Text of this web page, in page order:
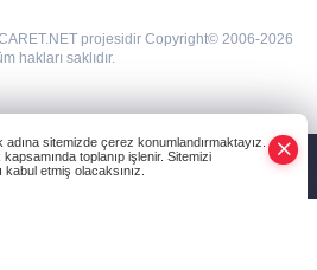
projesidir Copyright© 2006-2026
hakları saklıdır.
sitemizde çerez konumlandırmaktayız.
toplanıp işlenir. Sitemizi
etmiş olacaksınız.